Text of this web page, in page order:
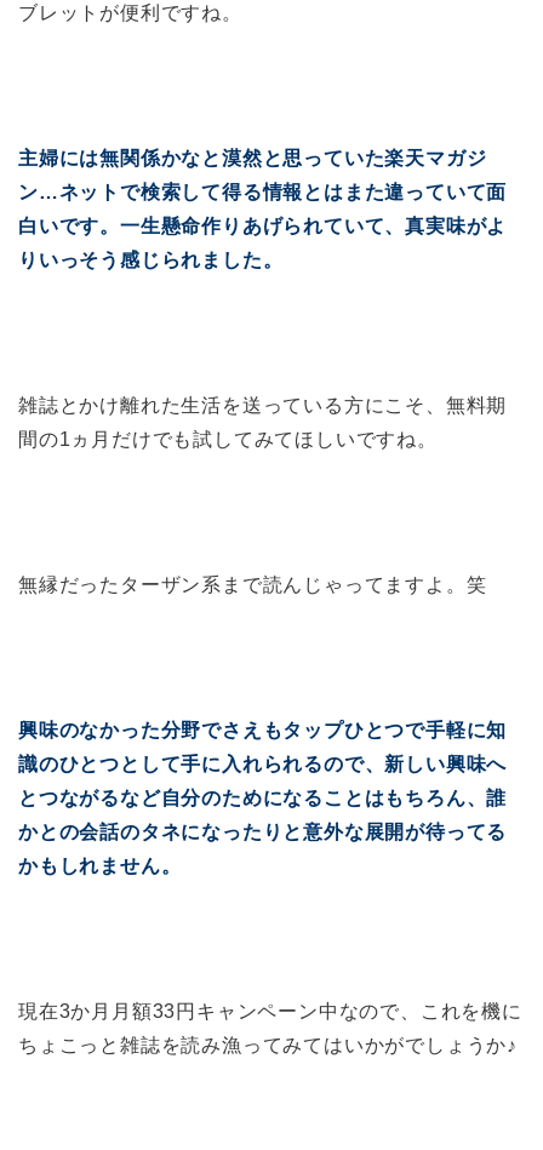
ブレットが便利ですね。
主婦には無関係かなと漠然と思っていた楽天マガジ
ン…ネットで検索して得る情報とはまた違っていて面
白いです。一生懸命作りあげられていて、真実味がよ
りいっそう感じられました。
雑誌とかけ離れた生活を送っている方にこそ、無料期
間の1ヵ月だけでも試してみてほしいですね。
無縁だったターザン系まで読んじゃってますよ。笑
興味のなかった分野でさえもタップひとつで手軽に知
識のひとつとして手に入れられるので、新しい興味へ
とつながるなど自分のためになることはもちろん、誰
かとの会話のタネになったりと意外な展開が待ってる
かもしれません。
現在3か月月額33円キャンペーン中なので、これを機に
ちょこっと雑誌を読み漁ってみてはいかがでしょうか♪